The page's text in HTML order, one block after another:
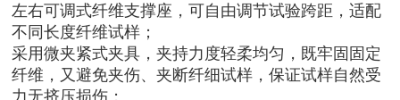
左右可调式纤维支撑座，可自由调节试验跨距，适配
不同长度纤维试样；
采用微夹紧式夹具，夹持力度轻柔均匀，既牢固固定
纤维，又避免夹伤、夹断纤细试样，保证试样自然受
力无挤压损伤；